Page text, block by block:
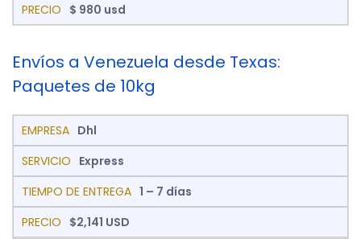
$ 980 usd
Envíos a Venezuela desde Texas:
Paquetes de 10kg
Dhl
Express
1 – 7 días
$2,141 USD